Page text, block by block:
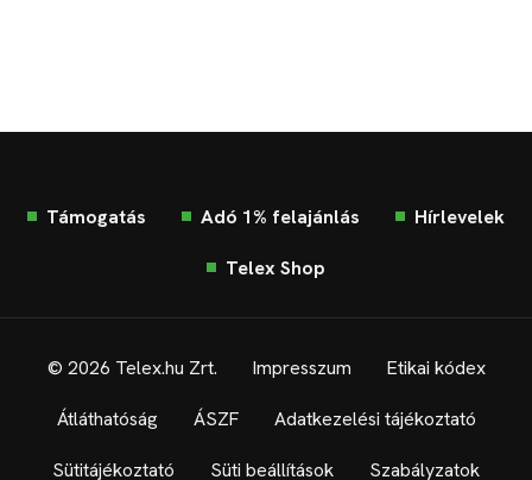
Támogatás Adó 1% felajánlás Hírlevelek
Telex Shop
© 2026 Telex.hu Zrt. Impresszum Etikai kódex
Átláthatóság ÁSZF Adatkezelési tájékoztató
Sütitájékoztató Süti beállítások Szabályzatok